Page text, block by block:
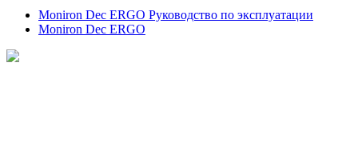
Moniron Dec ERGO Руководство по эксплуатации
Moniron Dec ERGO